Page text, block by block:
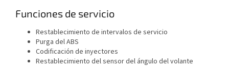
Funciones de servicio
Restablecimiento de intervalos de servicio
Purga del ABS
Codificación de inyectores
Restablecimiento del sensor del ángulo del volante